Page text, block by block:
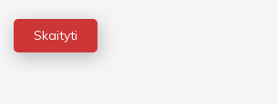
Skaityti